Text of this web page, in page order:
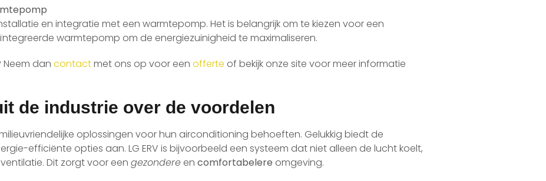
en integratie met een warmtepomp. Het is belangrijk om te kiezen voor een
warmtepomp om de energiezuinigheid te maximaliseren.
dan contactmet ons op voor een offerte of bekijk onze site voor meer informatie
de industrie over de voordelen
oplossingen voor hun airconditioning behoeften. Gelukkig biedt de
efficiënte opties aan. LG ERV is bijvoorbeeld een systeem dat niet alleen de lucht koelt,
Dit zorgt voor een gezondere en comfortabelere omgeving.